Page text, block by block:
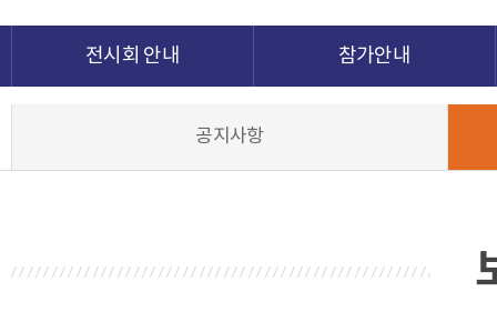
전시회 안내 참가안내
공지사항